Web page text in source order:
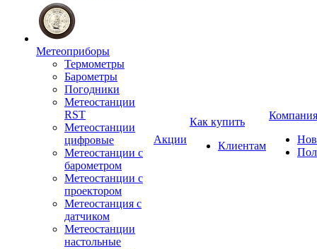
Метеоприборы
Термометры
Барометры
Погодники
Метеостанции
RST
Метеостанции
цифровые
Метеостанции с
барометром
Метеостанции с
проектором
Метеостанция с
датчиком
Метеостанции
настольные
Акции
Как купить
Клиентам
Компания